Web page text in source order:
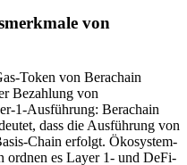
von
Token von Berachain
Bezahlung von
1-Ausführung: Berachain
dass die Ausführung von
Chain erfolgt. Ökosystem-
ordnen es Layer 1- und DeFi-